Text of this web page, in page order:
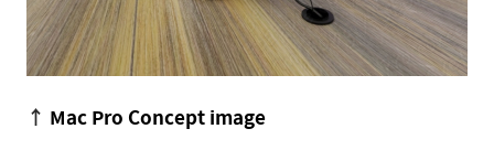
↑ Mac Pro Concept image